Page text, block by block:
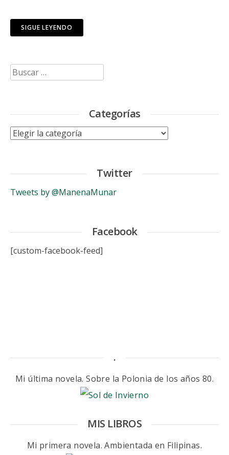
SIGUE LEYENDO
Buscar:
Categorías
Categorías
Twitter
Tweets by @ManenaMunar
Facebook
[custom-facebook-feed]
.
Mi última novela. Sobre la Polonia de los años 80.
MIS LIBROS
Mi primera novela. Ambientada en Filipinas.